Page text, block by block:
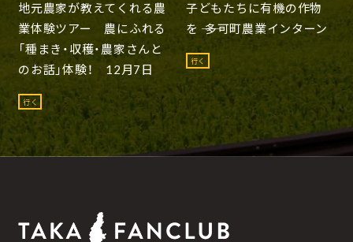
地元農家が教えてくれる農
業体験ツアー 農にふれる
「種まき・収穫・農家さんと
のお話」体験！ 12月7日
行く
子どもたちに有機の作物
を ―― 多可町農業インターン
行く